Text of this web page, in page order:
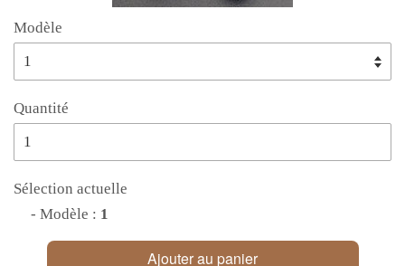
Modèle
Quantité
Sélection actuelle
- Modèle : 1
Ajouter au panier